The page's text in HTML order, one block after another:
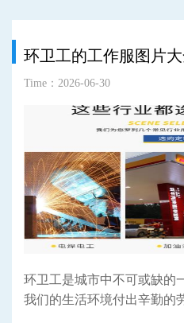
环卫工的工作服图片
Time：2026-06-30
环卫工是城市中不可或缺的
我们的生活环境付出辛勤的劳